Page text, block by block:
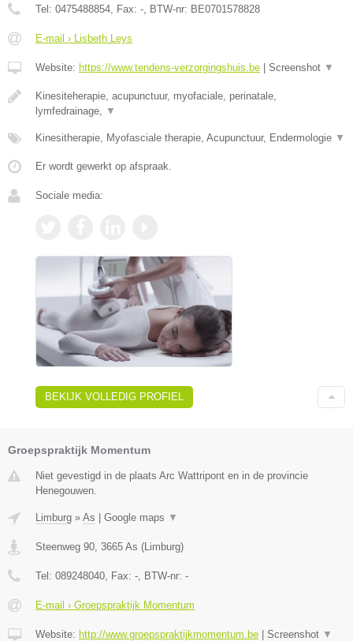
Tel: 0475488854, Fax: -, BTW-nr: BE0701578828
E-mail › Lisbeth Leys
Website: https://www.tendens-verzorgingshuis.be Screenshot ▼
Kinesiteherapie, acupunctuur, myofaciale, perinatale,
lymfedrainage, ▼
Kinesitherapie, Myofasciale therapie, Acupunctuur, Endermologie ▼
Er wordt gewerkt op afspraak.
Sociale media:
BEKIJK VOLLEDIG PROFIEL
Groepspraktijk Momentum
Niet gevestigd in de plaats Arc Wattripont en in de provincie
Henegouwen.
Limburg » As Google maps ▼
Steenweg 90 3665 As ( Limburg)
Tel: 089248040 , Fax: - , BTW-nr: -
E-mail › Groepspraktijk Momentum
Website: http://www.groepspraktijkmomentum.be Screenshot ▼